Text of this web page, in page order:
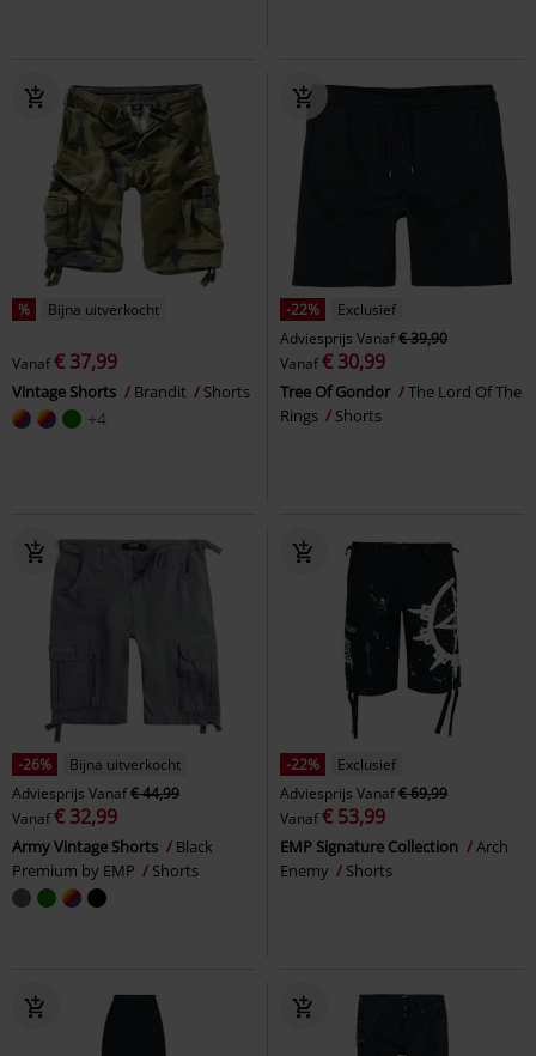
% Bijna uitverkocht
Vanaf€ 37,99
Vintage Shorts Brandit Shorts
+4
-22%
Exclusief
Adviesprijs Vanaf€ 39,90
Vanaf€ 30,99
Tree Of Gondor
The Lord Of The
Rings
Shorts
-26%
Bijna uitverkocht
Adviesprijs Vanaf€ 44,99
Vanaf€ 32,99
Army Vintage Shorts
Black
Premium by EMP
Shorts
-22%
Exclusief
Adviesprijs Vanaf€ 69,99
Vanaf€ 53,99
EMP Signature Collection
Arch
Enemy
Shorts